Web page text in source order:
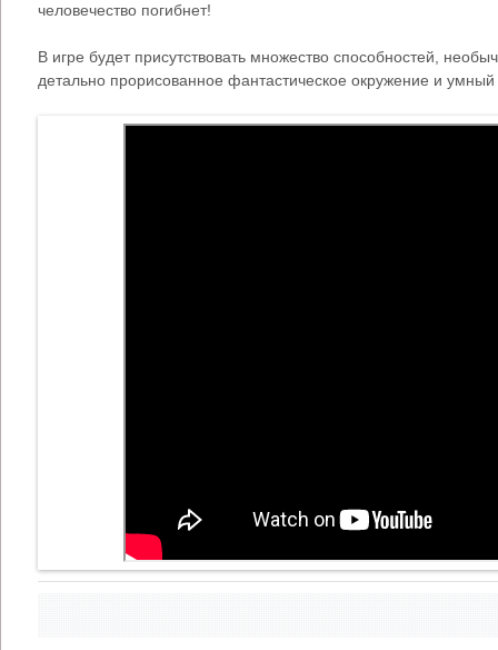
человечество погибнет!
В игре будет присутствовать множество способностей,
детально прорисованное фантастическое окружение и умный